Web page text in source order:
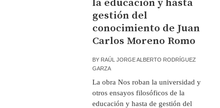
la educación y hasta
gestión del
conocimiento de Juan
Carlos Moreno Romo
BY RAÚL JORGE ALBERTO RODRÍGUEZ
GARZA
La obra Nos roban la universidad y
otros ensayos filosóficos de la
educación y hasta de gestión del